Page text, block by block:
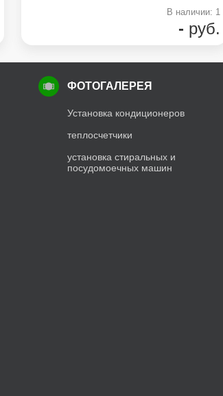
В наличии: 1
- руб.
ФОТОГАЛЕРЕЯ
Установка кондиционеров
теплосчетчики
установка стиральных и
посудомоечных машин